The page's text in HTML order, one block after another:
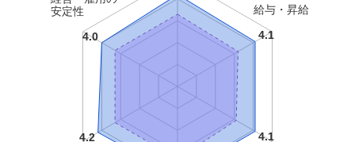
給与・昇給
安定性